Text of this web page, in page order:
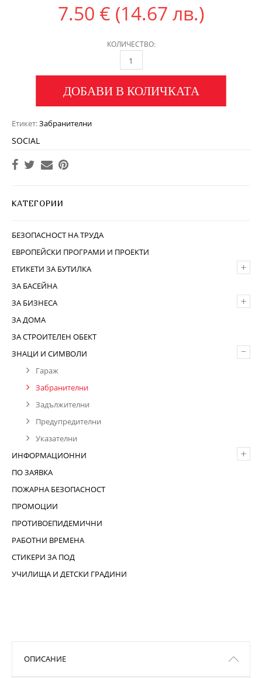
7.50 € (14.67 лв.)
КОЛИЧЕСТВО:
ДОБАВИ В КОЛИЧКАТА
Етикет:Забранителни
SOCIAL
КАТЕГОРИИ
БЕЗОПАСНОСТ НА ТРУДА
ЕВРОПЕЙСКИ ПРОГРАМИ И ПРОЕКТИ
+
ЕТИКЕТИ ЗА БУТИЛКА
ЗА БАСЕЙНА
+
ЗА БИЗНЕСА
ЗА ДОМА
ЗА СТРОИТЕЛЕН ОБЕКТ
–
ЗНАЦИ И СИМВОЛИ
Гараж
Забранителни
Задължителни
Предупредителни
Указателни
+
ИНФОРМАЦИОННИ
ПО ЗАЯВКА
ПОЖАРНА БЕЗОПАСНОСТ
ПРОМОЦИИ
ПРОТИВОЕПИДЕМИЧНИ
РАБОТНИ ВРЕМЕНА
СТИКЕРИ ЗА ПОД
УЧИЛИЩА И ДЕТСКИ ГРАДИНИ
ОПИСАНИЕ